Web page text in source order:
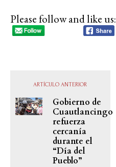
Please follow and like us:
ARTÍCULO ANTERIOR
Gobierno de
Cuautlancingo
refuerza
cercanía
durante el
“Día del
Pueblo”